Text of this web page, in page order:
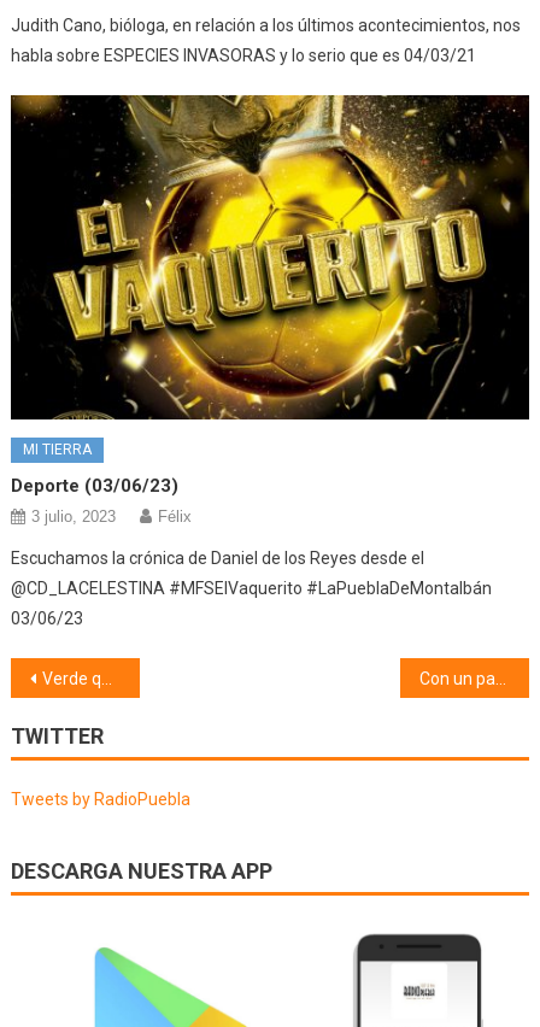
Judith Cano, bióloga, en relación a los últimos acontecimientos, nos
habla sobre ESPECIES INVASORAS y lo serio que es 04/03/21
MI TIERRA
Deporte (03/06/23)
3 julio, 2023 Félix
Escuchamos la crónica de Daniel de los Reyes desde el
@CD_LACELESTINA #MFSElVaquerito #LaPueblaDeMontalbán
03/06/23
Navegación
de
entradas
Verde que te quiero verde (05/04/19)
TWITTER
Tweets by RadioPuebla
DESCARGA NUESTRA APP